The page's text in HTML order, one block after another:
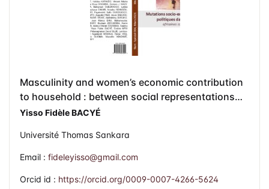
Masculinity and women’s economic contribution
to household : between social representations
and survival imperatives in Ouagadougou
Yisso Fidèle BACYÉ
Université Thomas Sankara
Email : fideleyisso@gmail.com
Orcid id : https://orcid.org/0009-0007-4266-5624